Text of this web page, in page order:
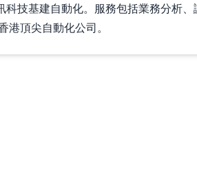
技基建自動化。服務包括業務分析
頂尖自動化公司。